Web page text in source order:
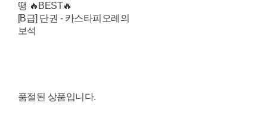
땡 🔥BEST🔥
[B급] 단권 - 카스타피오레의
보석
품절된 상품입니다.